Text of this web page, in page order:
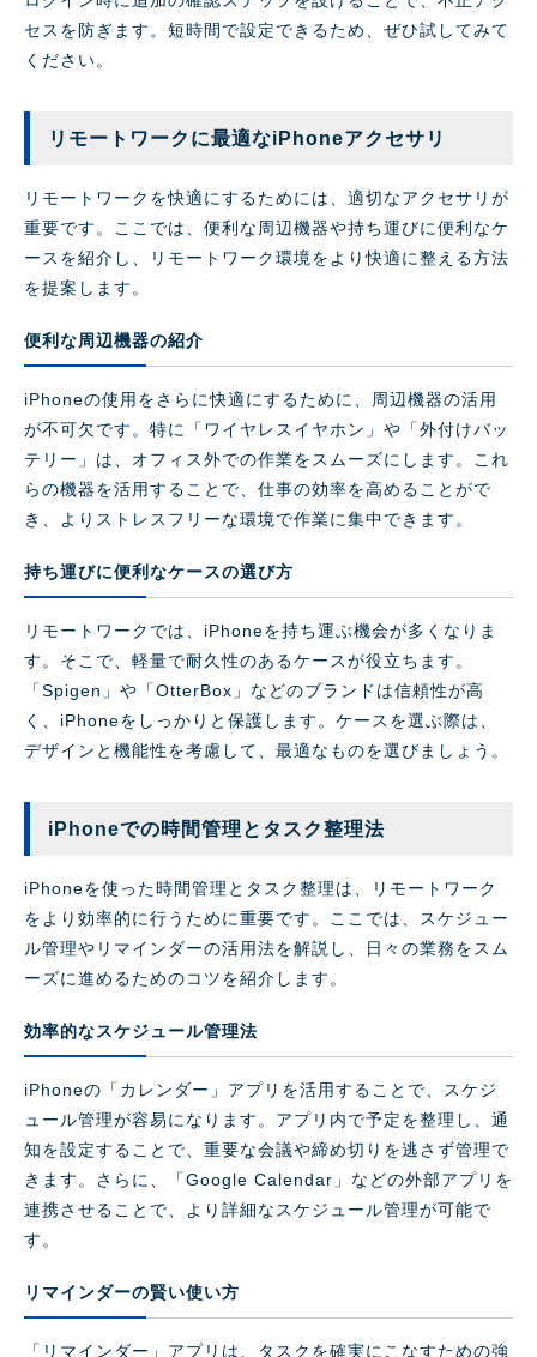
セスを防ぎます。短時間で設定できるため、ぜひ試してみて
ください。
リモートワークに最適なiPhoneアクセサリ
リモートワークを快適にするためには、適切なアクセサリが
重要です。ここでは、便利な周辺機器や持ち運びに便利なケ
ースを紹介し、リモートワーク環境をより快適に整える方法
を提案します。
便利な周辺機器の紹介
iPhoneの使用をさらに快適にするために、周辺機器の活用
が不可欠です。特に「ワイヤレスイヤホン」や「外付けバッ
テリー」は、オフィス外での作業をスムーズにします。これ
らの機器を活用することで、仕事の効率を高めることがで
き、よりストレスフリーな環境で作業に集中できます。
持ち運びに便利なケースの選び方
リモートワークでは、iPhoneを持ち運ぶ機会が多くなりま
す。そこで、軽量で耐久性のあるケースが役立ちます。
「Spigen」や「OtterBox」などのブランドは信頼性が高
く、iPhoneをしっかりと保護します。ケースを選ぶ際は、
デザインと機能性を考慮して、最適なものを選びましょう。
iPhoneでの時間管理とタスク整理法
iPhoneを使った時間管理とタスク整理は、リモートワーク
をより効率的に行うために重要です。ここでは、スケジュー
ル管理やリマインダーの活用法を解説し、日々の業務をスム
ーズに進めるためのコツを紹介します。
効率的なスケジュール管理法
iPhoneの「カレンダー」アプリを活用することで、スケジ
ュール管理が容易になります。アプリ内で予定を整理し、通
知を設定することで、重要な会議や締め切りを逃さず管理で
きます。さらに、「Google Calendar」などの外部アプリを
連携させることで、より詳細なスケジュール管理が可能で
す。
リマインダーの賢い使い方
「リマインダー」アプリは、タスクを確実にこなすための強